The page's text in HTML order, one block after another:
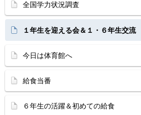
全国学力状況調査
１年生を迎える会＆１・６年生交流
今日は体育館へ
給食当番
６年生の活躍＆初めての給食